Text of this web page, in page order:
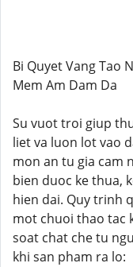
Bi Quyet Vang Tao
Mem Am Dam Da
Su vuot troi giup
liet va luon lot vao
mon an tu gia cam
bien duoc ke thua,
hien dai. Quy trinh
mot chuoi thao tac
soat chat che tu
khi san pham ra lo: